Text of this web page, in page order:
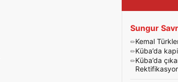
Sungur
Kemal
Küba’da
Küba’da